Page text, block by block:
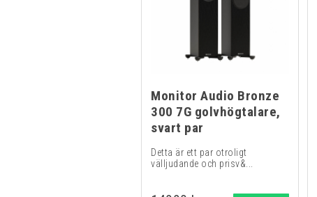
Monitor Audio Bronze
300 7G golvhögtalare,
svart par
Detta är ett par otroligt
välljudande och prisv&...